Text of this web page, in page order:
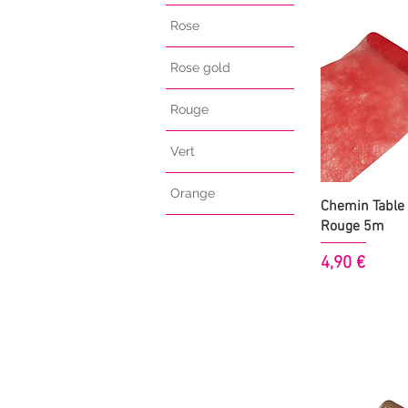
Rose
Rose gold
Rouge
Vert
Orange
Chemin
Rouge 5m
Prix
4,90 €